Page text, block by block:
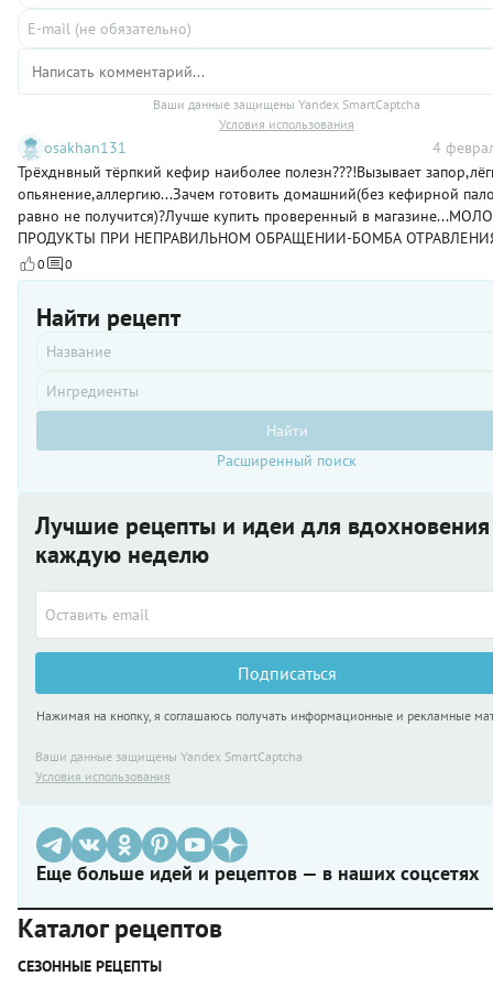
действует
все
до того, как
вы
пирожки из
духовки.
часа, а это,
согласитесь,
вполне
приемлемо
даже для
занятого
современного
человека.
Ваши данные защищены Yandex SmartCaptcha
Условия использования
osakhan131
4
Трёхднвный тёрпкий кефир наиболее полезн???!Вызывает
опьянение,аллергию...Зачем готовить домашний(без кефирной
равно не получится)?Лучше купить проверенный в
ПРОДУКТЫ ПРИ НЕПРАВИЛЬНОМ ОБРАЩЕНИИ-БОМБА
0 0
Найти рецепт
Найти
Расширенный поиск
Лучшие рецепты и идеи для вдохновения
каждую неделю
Подписаться
Нажимая на кнопку, я соглашаюсь получать информационные и рекламные
Ваши данные защищены Yandex SmartCaptcha
Условия использования
Еще больше идей и рецептов — в наших соцсетях
Каталог рецептов
СЕЗОННЫЕ РЕЦЕПТЫ